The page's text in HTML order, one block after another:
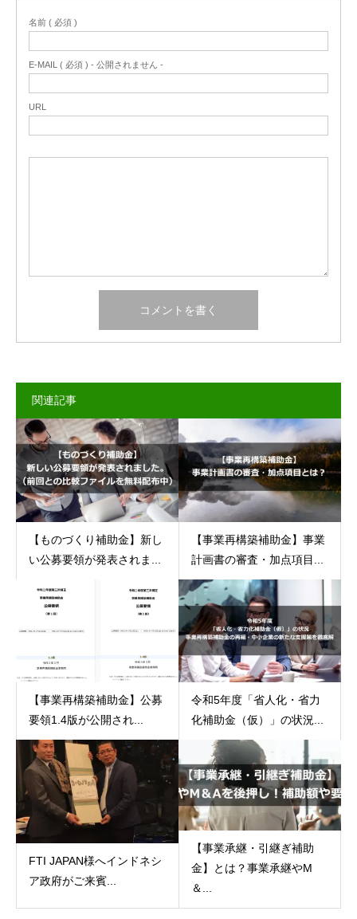
名前 ( 必須 )
E-MAIL ( 必須 ) - 公開されません -
URL
関連記事
【ものづくり補助金】新し
い公募要領が発表されま...
【事業再構築補助金】事業
計画書の審査・加点項目...
【事業再構築補助金】公募
要領1.4版が公開され...
令和5年度「省人化・省力
化補助金（仮）」の状況...
FTI JAPAN様へインドネシ
ア政府がご来賓...
【事業承継・引継ぎ補助
金】とは？事業承継やM
＆...